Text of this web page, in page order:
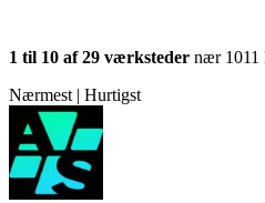
1 til 10 af 29 værksteder nær 1011
Nærmest | Hurtigst